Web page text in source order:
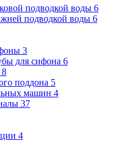
подводкой воды 6
подводкой воды 6
3
для сифона 6
8
поддона 5
машин 4
37
4